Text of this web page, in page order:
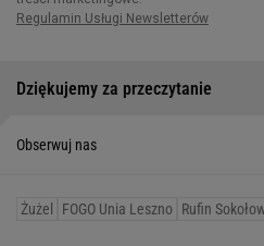
Dziękujemy za przeczytanie
Obserwuj nas
Żużel FOGO Unia Leszno Rufin